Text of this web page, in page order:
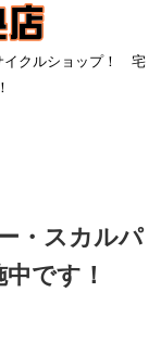
イクルショップ！ 宅
・スカルパ
です！